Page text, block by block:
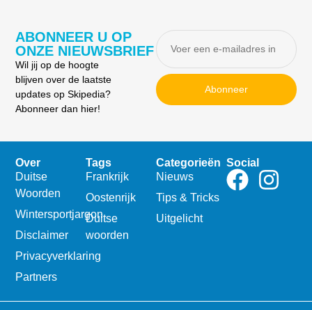
ABONNEER U OP
ONZE NIEUWSBRIEF
Wil jij op de hoogte
blijven over de laatste
updates op Skipedia?
Abonneer dan hier!
Abonneer
Over
Duitse
Woorden
Wintersportjargon
Disclaimer
Privacyverklaring
Partners
Tags
Frankrijk
Oostenrijk
Duitse
woorden
Categorieën
Nieuws
Tips & Tricks
Uitgelicht
Social